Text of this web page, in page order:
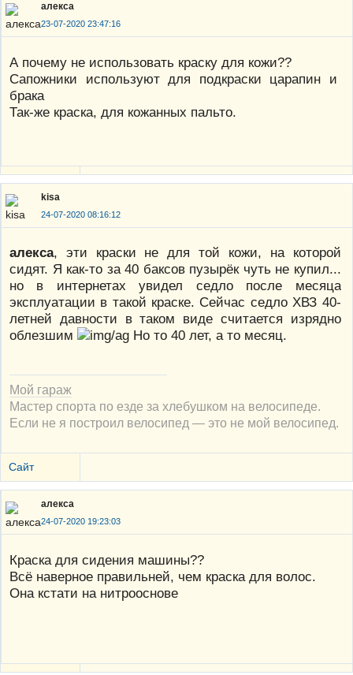
алекса
23-07-2020 23:47:16
А почему не использовать краску для кожи??
Сапожники используют для подкраски царапин и
брака
Так-же краска, для кожанных пальто.
kisa
24-07-2020 08:16:12
алекса, эти краски не для той кожи, на которой
сидят. Я как-то за 40 баксов пузырёк чуть не купил...
но в интернетах увидел седло после месяца
эксплуатации в такой краске. Сейчас седло ХВЗ 40-
летней давности в таком виде считается изрядно
облезшим
Но то 40 лет, а то месяц.
Мой гараж
Мастер спорта по езде за хлебушком на велосипеде.
Если не я построил велосипед — это не мой велосипед.
Сайт
алекса
24-07-2020 19:23:03
Краска для сидения машины??
Всё наверное правильней, чем краска для волос.
Она кстати на нитрооснове